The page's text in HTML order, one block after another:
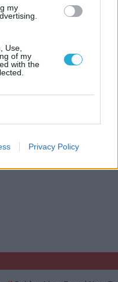
my
Use,
of my
with the
Privacy Policy